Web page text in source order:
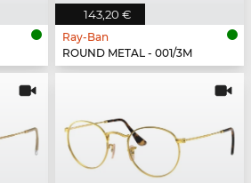
143,20 €
Ray-Ban
ROUND METAL - 001/3M